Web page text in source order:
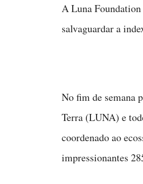
A Luna Foundation
salvaguardar a
No fim de semana
Terra (LUNA) e
coordenado ao
impressionantes